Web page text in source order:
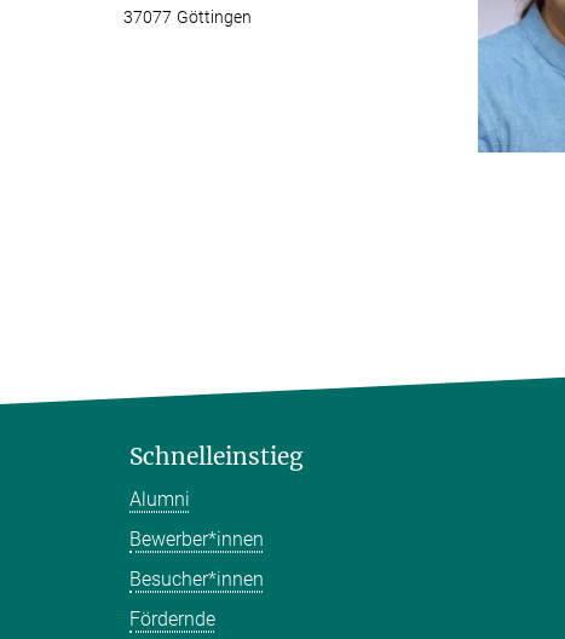
37077 Göttingen
Schnelleinstieg
Alumni
Bewerber*innen
Besucher*innen
Fördernde